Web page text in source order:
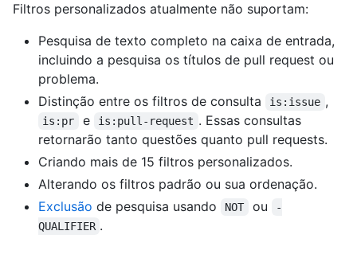
Filtros personalizados atualmente não suportam:
Pesquisa de texto completo na caixa de entrada,
incluindo a pesquisa os títulos de pull request ou
problema.
Distinção entre os filtros de consulta
is:issue ,
is:pr e is:pull-request . Essas consultas
retornarão tanto questões quanto pull requests.
Criando mais de 15 filtros personalizados.
Alterando os filtros padrão ou sua ordenação.
Exclusão de pesquisa usando NOT ou
-
QUALIFIER .